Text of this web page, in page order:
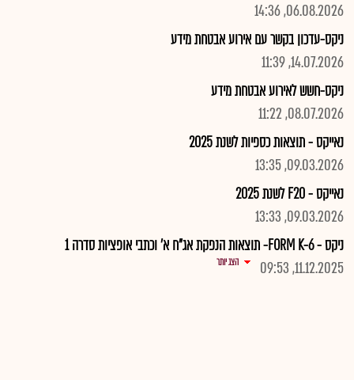
06.08.2026, 14:36
ניקס-עדכון בקשר עם אירוע אבטחת מידע
14.07.2026, 11:39
ניקס-חשש לאירוע אבטחת מידע
08.07.2026, 11:22
נאייקס - תוצאות כספיות לשנת 2025
09.03.2026, 13:35
נאייקס - F20 לשנת 2025
09.03.2026, 13:33
ניקס - FORM K-6- תוצאות הנפקת אג"ח א' וכתבי אופציות סדרה 1
11.12.2025, 09:53
הצג יותר